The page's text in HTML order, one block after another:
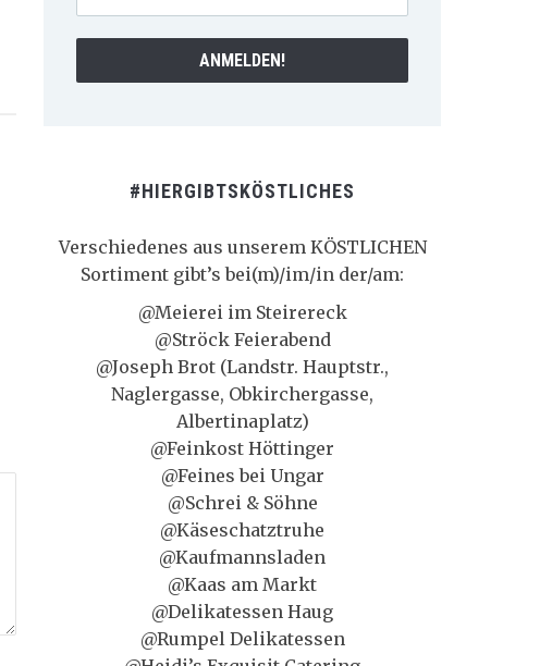
#HIERGIBTSKÖSTLICHES
Verschiedenes aus unserem KÖSTLICHEN
Sortiment gibt’s bei(m)/im/in der/am:
@Meierei im Steirereck
@Ströck Feierabend
@Joseph Brot (Landstr. Hauptstr.,
Naglergasse, Obkirchergasse,
Albertinaplatz)
@Feinkost Höttinger
@Feines bei Ungar
@Schrei & Söhne
@Käseschatztruhe
@Kaufmannsladen
@Kaas am Markt
@Delikatessen Haug
@Rumpel Delikatessen